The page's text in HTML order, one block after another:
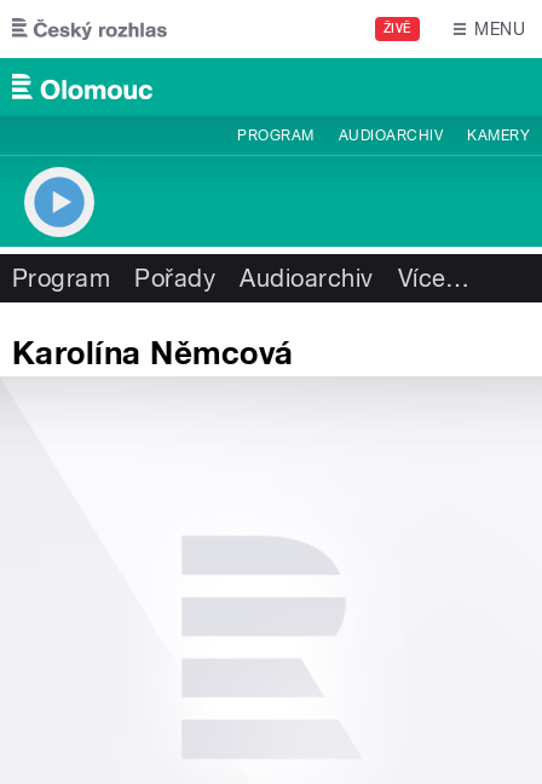
Přejít k hlavnímu obsahu
ŽIVĚ MENU
PROGRAM AUDIOARCHIV KAMERY
Program Pořady Audioarchiv Více…
Karolína Němcová